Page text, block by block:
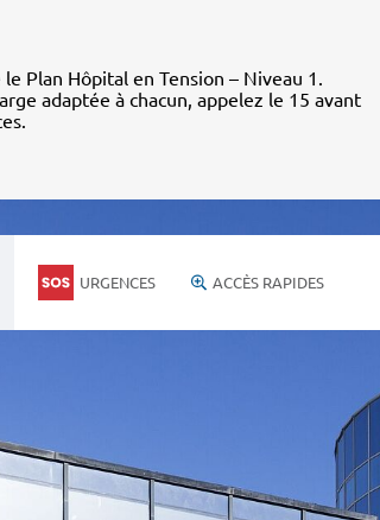
Plan Hôpital en Tension – Niveau 1.
adaptée à chacun, appelez le 15 avant
URGENCES ACCÈS RAPIDES